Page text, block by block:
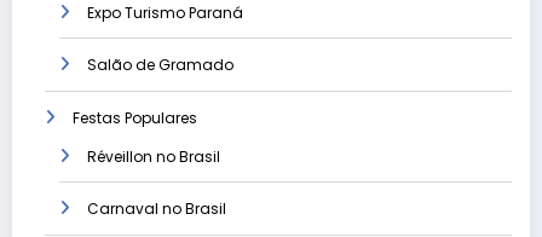
Expo Turismo Paraná
Salão de Gramado
Festas Populares
Réveillon no Brasil
Carnaval no Brasil